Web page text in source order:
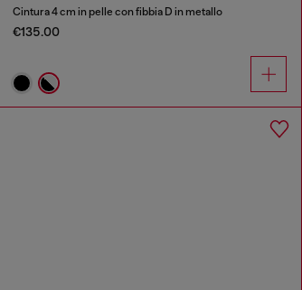
Cintura 4 cm in pelle con fibbia D in metallo
€135.00